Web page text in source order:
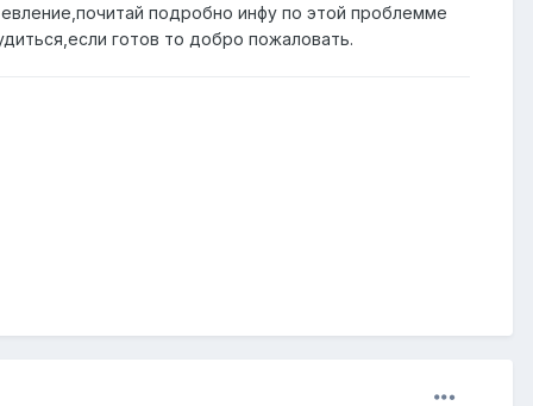
подробно инфу по этой проблемме
готов то добро пожаловать.